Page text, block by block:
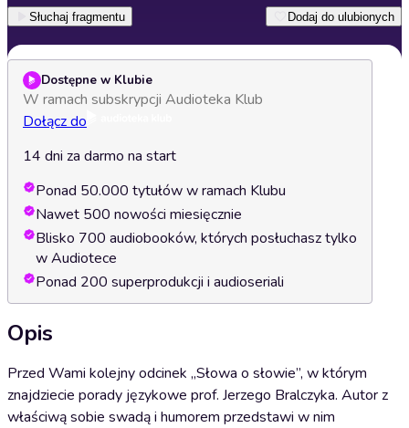
Słuchaj fragmentu Dodaj do ulubionych
Dostępne w Klubie
W ramach subskrypcji Audioteka Klub
Dołącz do
14 dni za darmo na start
Ponad 50.000 tytułów w ramach Klubu
Nawet 500 nowości miesięcznie
Blisko 700 audiobooków, których posłuchasz tylko
w Audiotece
Ponad 200 superprodukcji i audioseriali
Opis
Przed Wami kolejny odcinek „Słowa o słowie”, w którym
znajdziecie porady językowe prof. Jerzego Bralczyka. Autor z
właściwą sobie swadą i humorem przedstawi w nim